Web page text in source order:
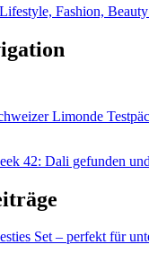
Limonde
42: Dali gefunden